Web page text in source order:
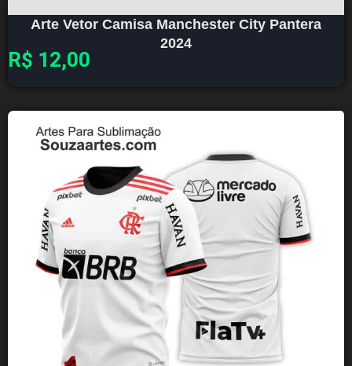
Arte Vetor Camisa Manchester City Pantera
2024
R$ 12,00